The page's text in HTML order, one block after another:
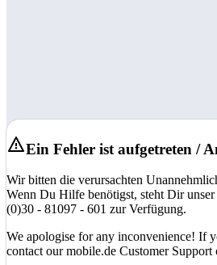
Ein Fehler ist aufgetreten /
Wir bitten die verursachten
Wenn Du Hilfe benötigst, steht Dir
(0)30 - 81097 - 601 zur Verfügung.
We apologise for any inconvenience! If
contact our mobile.de Customer